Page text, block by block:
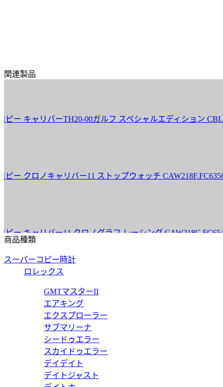
関連製品
ャリバーTH20-00ガルフ スペシャルエディション
ロノキャリバー11 ストップウォッチ CAW218F.FC6356 【
ャリバー11 クロノグラフ レーシング CAW218C.FC6548
ャリバーホイヤー02 CBL2182.FT6235 【2024年新作】
ャリバーホイヤー02 CBL2183.FT6236 【2024年新作】
商品種類
スーパーコピー時計
ロレックス
GMTマスターII
エアキング
エクスプローラー
サブマリーナ
シードゥエラー
スカイドゥエラー
デイデイト
デイトジャスト